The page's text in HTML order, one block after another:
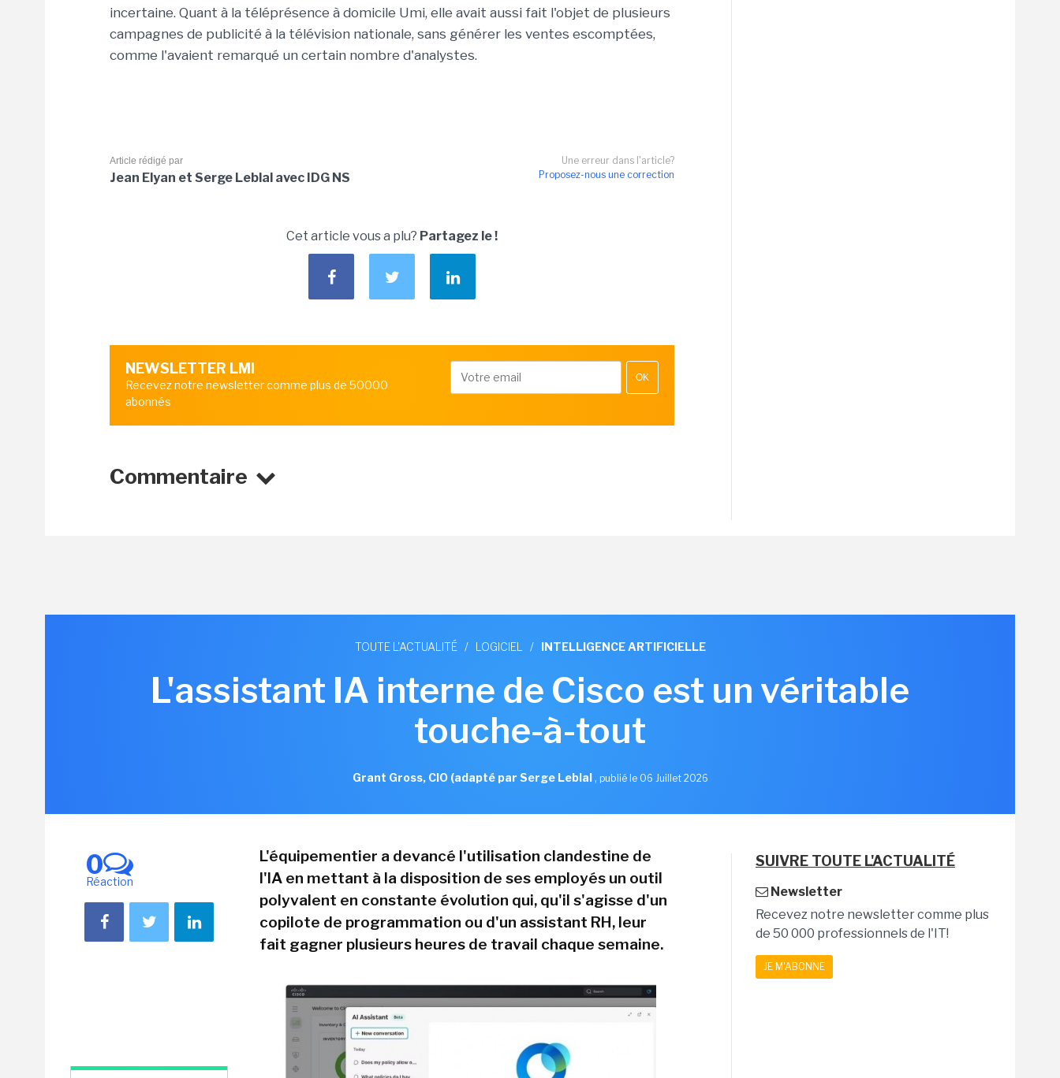
incertaine. Quant à la téléprésence à domicile Umi, elle avait aussi fait l'objet de plusieurs
campagnes de publicité à la télévision nationale, sans générer les ventes escomptées,
comme l'avaient remarqué un certain nombre d'analystes.
Une erreur dans l'article?
Proposez-nous une correction
Article rédigé par
Jean Elyan et Serge Leblal avec IDG NS
Cet article vous a plu? Partagez le !
NEWSLETTER LMI
Recevez notre newsletter comme plus de 50000
abonnés
OK
Commentaire
TOUTE L'ACTUALITÉ / LOGICIEL / INTELLIGENCE ARTIFICIELLE
L'assistant IA interne de Cisco est un véritable
touche-à-tout
Grant Gross, CIO (adapté par Serge Leblal, publié le 06 Juillet 2026
0
Réaction
L'équipementier a devancé l'utilisation clandestine de
l'IA en mettant à la disposition de ses employés un outil
polyvalent en constante évolution qui, qu'il s'agisse d'un
copilote de programmation ou d'un assistant RH, leur
fait gagner plusieurs heures de travail chaque semaine.
SUIVRE TOUTE L'ACTUALITÉ
Newsletter
Recevez notre newsletter comme plus
de 50 000 professionnels de l'IT!
JE M'ABONNE